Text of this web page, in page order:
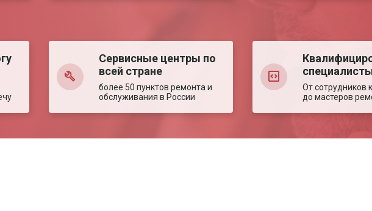
Сервисные центры по
всей стране
более 50 пунктов ремонта и
обслуживания в России
От сотрудников
до мастеров